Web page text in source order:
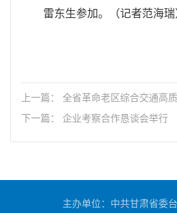
雷东生参加。（记者范海瑞
上一篇： 全省革命老区综合交
下一篇： 企业考察合作恳谈会举行
主办单位：中共甘肃省委